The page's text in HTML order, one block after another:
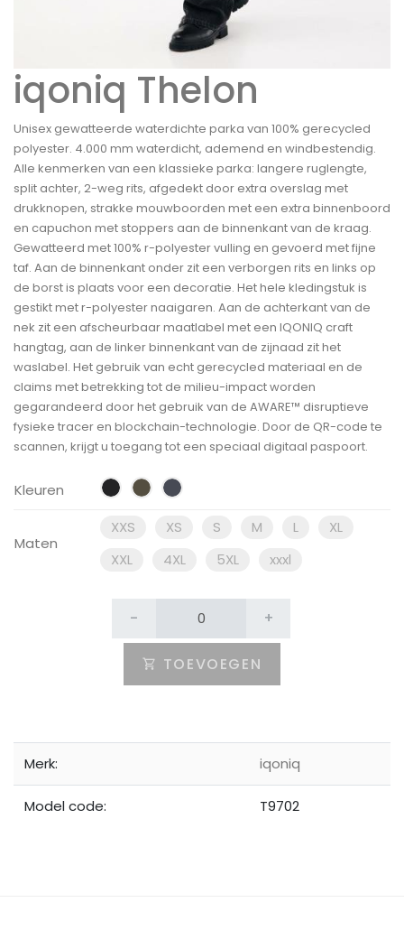
iqoniq Thelon
Unisex gewatteerde waterdichte parka van 100% gerecycled
polyester. 4.000 mm waterdicht, ademend en windbestendig.
Alle kenmerken van een klassieke parka: langere ruglengte,
split achter, 2-weg rits, afgedekt door extra overslag met
drukknopen, strakke mouwboorden met een extra binnenboord
en capuchon met stoppers aan de binnenkant van de kraag.
Gewatteerd met 100% r-polyester vulling en gevoerd met fijne
taf. Aan de binnenkant onder zit een verborgen rits en links op
de borst is plaats voor een decoratie. Het hele kledingstuk is
gestikt met r-polyester naaigaren. Aan de achterkant van de
nek zit een afscheurbaar maatlabel met een IQONIQ craft
hangtag, aan de linker binnenkant van de zijnaad zit het
waslabel. Het gebruik van echt gerecycled materiaal en de
claims met betrekking tot de milieu-impact worden
gegarandeerd door het gebruik van de AWARE™ disruptieve
fysieke tracer en blockchain-technologie. Door de QR-code te
scannen, krijgt u toegang tot een speciaal digitaal paspoort.
Kleuren
Maten
XXS XS S M L
XL
XXL
4XL 5XL xxxl
- +
TOEVOEGEN
Merk: iqoniq
Model code: T9702